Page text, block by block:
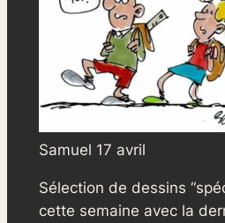
Samuel 17 avril
Sélection de dessins
cette semaine avec la